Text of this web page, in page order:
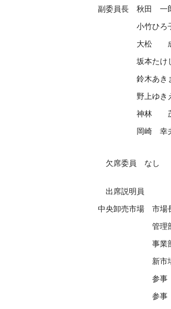
副委員長 秋田 一
小竹ひろ
大松
坂本たけ
鈴木あき
野上ゆき
神林
岡崎 幸
欠席委員 なし
出席説明員
中央卸売市場 市場
管理
事業
新市
参事
参事